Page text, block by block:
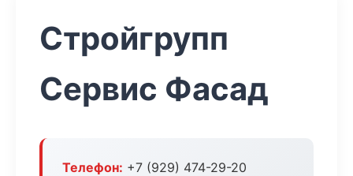
Стройгрупп
Сервис Фасад
Телефон: +7 (929) 474-29-20